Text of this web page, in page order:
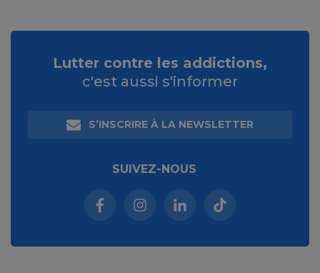
Lutter contre les addictions,
c'est aussi s'informer
S’INSCRIRE À LA NEWSLETTER
SUIVEZ-NOUS
Facebook (nouvelle fenêtre)
Instagram (nouvelle fenêtre)
Linkedin (nouvelle
Tiktok (nouvelle